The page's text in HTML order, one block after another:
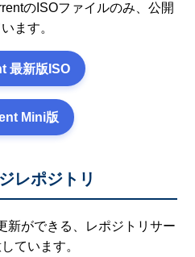
のISOファイルのみ、公開
ます。
最新版ISO
Mini版
レポジトリ
新ができる、レポジトリサー
ています。